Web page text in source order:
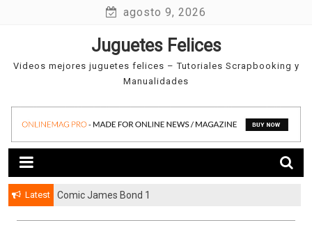
agosto 9, 2026
Juguetes Felices
Videos mejores juguetes felices – Tutoriales Scrapbooking y
Manualidades
Latest Comic James Bond 1